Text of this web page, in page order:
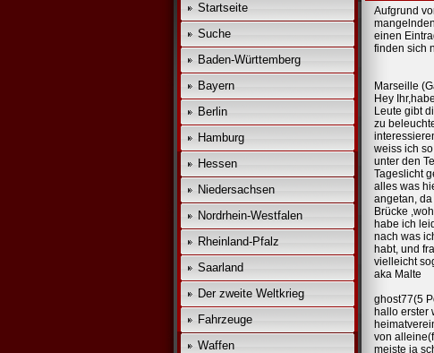
Startseite
Suche
Baden-Württemberg
Bayern
Berlin
Hamburg
Hessen
Niedersachsen
Nordrhein-Westfalen
Rheinland-Pfalz
Saarland
Der zweite Weltkrieg
Fahrzeuge
Waffen
Aufgrund
einen
finden sich
Marseille
Hey
Leute gibt
zu
weiss ich
unter den
Tageslicht
alles was
angetan,
Brücke
habe ich
nach was
habt, und
vielleicht
aka Malte
ghost77(5
hallo erster
von
meiste ja